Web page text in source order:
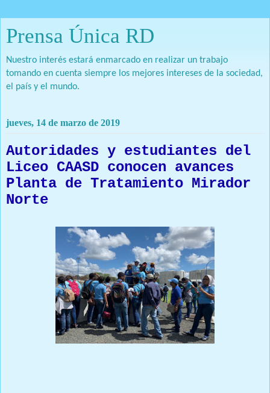
Prensa Única RD
Nuestro interés estará enmarcado en realizar un trabajo
tomando en cuenta siempre los mejores intereses de la sociedad,
el país y el mundo.
jueves, 14 de marzo de 2019
Autoridades y estudiantes del
Liceo CAASD conocen avances
Planta de Tratamiento Mirador
Norte